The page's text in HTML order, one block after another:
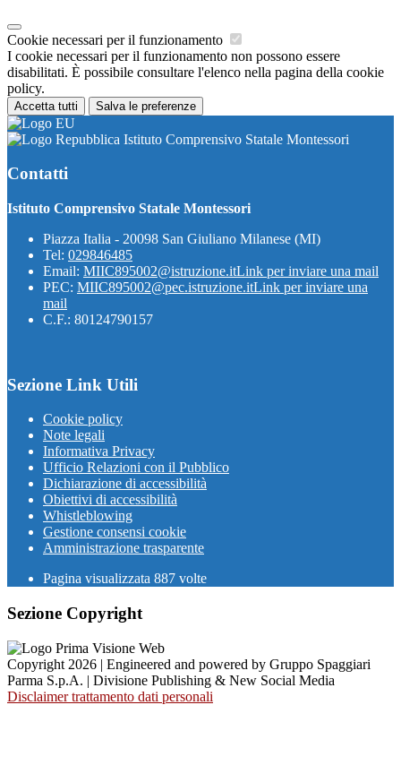
Cookie necessari per il funzionamento
I cookie necessari per il funzionamento non possono essere
disabilitati. È possibile consultare l'elenco nella pagina della cookie
policy.
Accetta tutti Salva le preferenze
Istituto Comprensivo Statale Montessori
Contatti
Istituto Comprensivo Statale Montessori
Piazza Italia - 20098 San Giuliano Milanese (MI)
Tel: 029846485
Email: MIIC895002@istruzione.itLink per inviare una mail
PEC: MIIC895002@pec.istruzione.itLink per inviare una
mail
C.F.: 80124790157
Sezione Link Utili
Cookie policy
Note legali
Informativa Privacy
Ufficio Relazioni con il Pubblico
Dichiarazione di accessibilità
Obiettivi di accessibilità
Whistleblowing
Gestione consensi cookie
Amministrazione trasparente
Pagina visualizzata 887 volte
Sezione Copyright
Copyright 2026 | Engineered and powered by Gruppo Spaggiari
Parma S.p.A. | Divisione Publishing & New Social Media
Disclaimer trattamento dati personali